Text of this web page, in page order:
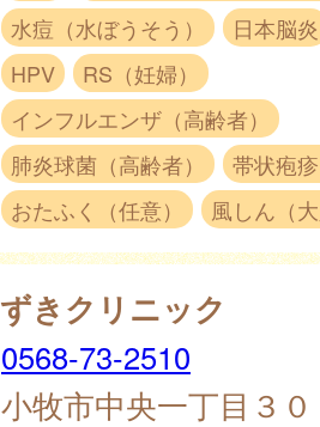
水痘（水ぼうそう）
日本脳炎
HPV
RS（妊婦）
インフルエンザ（高齢者）
肺炎球菌（高齢者）
帯状疱
おたふく（任意）
風しん（
きクリニック
0568-73-2510
小牧市中央一丁目３